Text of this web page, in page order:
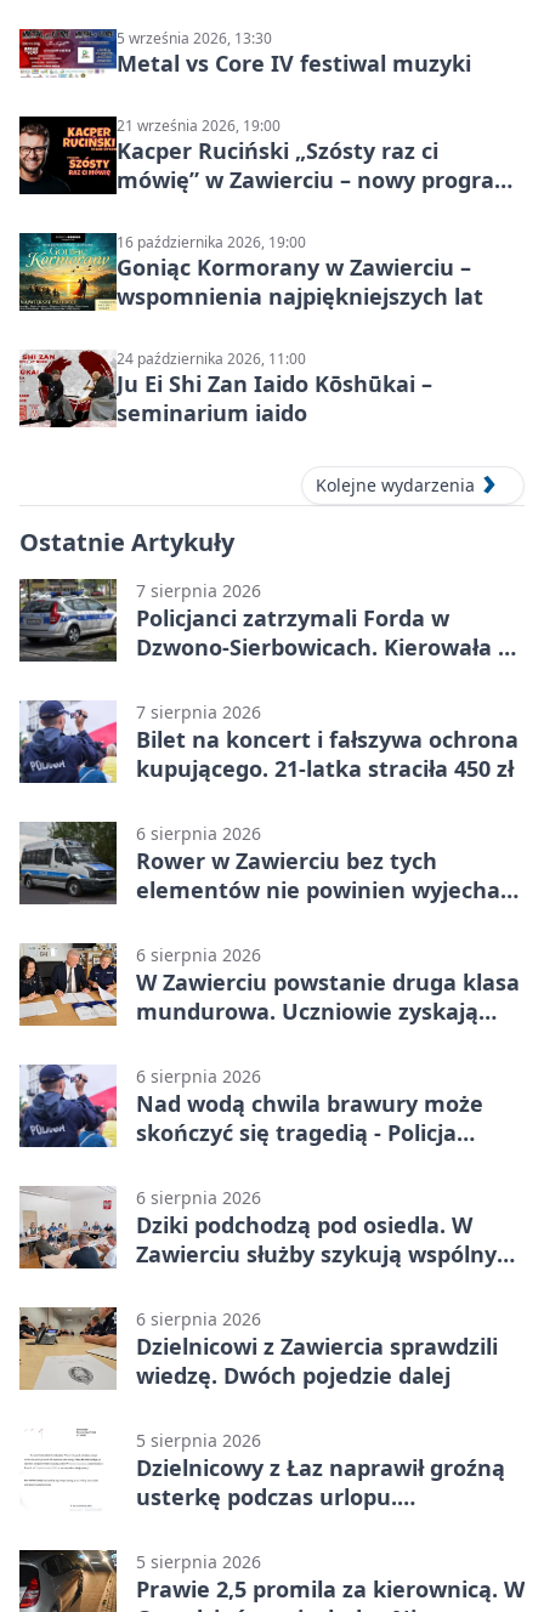
5 września 2026, 13:30
Metal vs Core IV festiwal muzyki
21 września 2026, 19:00
Kacper Ruciński „Szósty raz ci
mówię” w Zawierciu – nowy program
16 października 2026, 19:00
Goniąc Kormorany w Zawierciu –
wspomnienia najpiękniejszych lat
24 października 2026, 11:00
Ju Ei Shi Zan Iaido Kōshūkai –
seminarium iaido
Kolejne wydarzenia
Ostatnie Artykuły
7 sierpnia 2026
Policjanci zatrzymali Forda w
Dzwono-Sierbowicach. Kierowała po
7 sierpnia 2026
Bilet na koncert i fałszywa ochrona
kupującego. 21-latka straciła 450 zł
6 sierpnia 2026
Rower w Zawierciu bez tych
elementów nie powinien wyjechać
6 sierpnia 2026
W Zawierciu powstanie druga klasa
mundurowa. Uczniowie zyskają
6 sierpnia 2026
Nad wodą chwila brawury może
skończyć się tragedią - Policja
6 sierpnia 2026
Dziki podchodzą pod osiedla. W
Zawierciu służby szykują wspólny
6 sierpnia 2026
Dzielnicowi z Zawiercia sprawdzili
wiedzę. Dwóch pojedzie dalej
5 sierpnia 2026
Dzielnicowy z Łaz naprawił groźną
usterkę podczas urlopu.
5 sierpnia 2026
Prawie 2,5 promila za kierownicą. W